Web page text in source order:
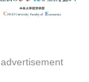
advertisement